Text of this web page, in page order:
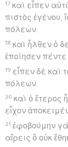
17 καὶ εἶπεν
πιστὸς ἐγένου,
πόλεων.
18 καὶ ἦλθεν ὁ
ἐποίησεν πέντε
19 εἶπεν δὲ καὶ
πόλεων.
20 καὶ ὁ ἕτερος
εἶχον
21 ἐφοβούμην
αἴρεις ὃ οὐκ